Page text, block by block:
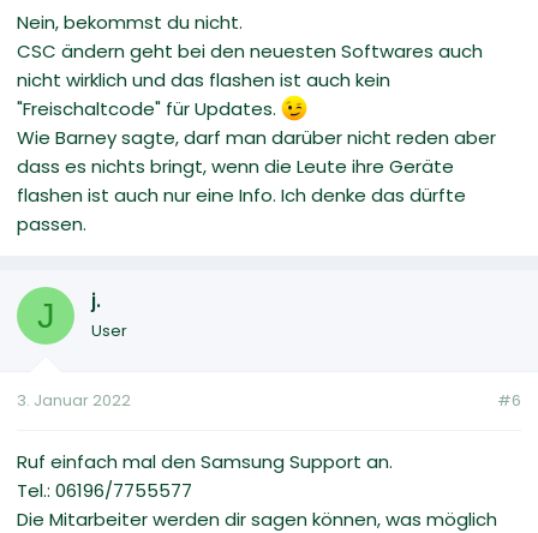
Nein, bekommst du nicht.
CSC ändern geht bei den neuesten Softwares auch
nicht wirklich und das flashen ist auch kein
"Freischaltcode" für Updates.
Wie Barney sagte, darf man darüber nicht reden aber
dass es nichts bringt, wenn die Leute ihre Geräte
flashen ist auch nur eine Info. Ich denke das dürfte
passen.
J j.
User
3. Januar 2022 #6
Ruf einfach mal den Samsung Support an.
Tel.: 06196/7755577
Die Mitarbeiter werden dir sagen können, was möglich